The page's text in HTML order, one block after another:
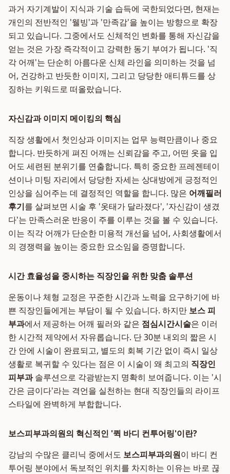
과거 자기계발이 지식과 기술 습득에 국한되었다면, 현재는
개인의 전반적인 '웰빙'과 '만족감'을 높이는 방향으로 확장
되고 있습니다. 그중에서도 신체적인 변화를 통해 자신감을
얻는 것은 가장 즉각적이고 강력한 동기 부여가 됩니다. '직
각 어깨'는 단순히 아름다운 신체 라인을 의미하는 것을 넘
어, 건강하고 반듯한 이미지, 그리고 당당한 애티튜드를 상
징하는 키워드로 떠올랐습니다.
자신감과 이미지 메이킹의 핵심
직장 생활에서 첫인상과 이미지는 업무 능력만큼이나 중요
합니다. 반듯하게 펴진 어깨는 신뢰감을 주고, 어떤 옷을 입
어도 세련된 분위기를 연출합니다. 특히 중요한 프레젠테이
션이나 미팅 자리에서 당당한 자세는 상대방에게 긍정적인
인상을 심어주는 데 결정적인 역할을 합니다. 많은 어깨필러
후기를 살펴보면 시술 후 '옷태가 달라졌다', '자신감이 생겼
다'는 만족스러운 반응이 주를 이루는 것을 볼 수 있습니다.
이는 직각 어깨가 단순한 미용적 개선을 넘어, 사회생활에서
의 경쟁력을 높이는 중요한 요소임을 증명합니다.
시간 효율성을 중시하는 직장인을 위한 맞춤 솔루션
운동이나 체형 교정은 꾸준한 시간과 노력을 요구하기에 바
쁜 직장인들에게는 부담이 될 수 있습니다. 하지만 보스 피
부과에서 제공하는 어깨 필러와 같은 점심시간시술은 이러
한 시간적 제약에서 자유롭습니다. 단 30분 내외의 짧은 시
간 안에 시술이 완료되고, 별도의 회복 기간 없이 즉시 일상
생활로 복귀할 수 있다는 점은 이 시술이 왜 최고의 직장인
피부과솔루션으로 각광받는지 명확히 보여줍니다. 이는 '시
간은 금이다'라는 격언을 실천하는 현대 직장인들의 라이프
스타일에 완벽하게 부합합니다.
보스피부과의원의 혁신적인 '퀵 바디 컨투어링'이란?
강남의 수많은 클리닉 중에서도 보스피부과의원이 바디 컨
투어링 분야에서 독보적인 위치를 차지하는 이유는 바로 끊